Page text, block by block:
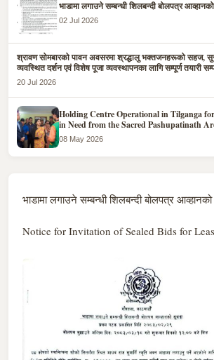
भाडामा लगाउने सम्बन्धी शिलबन्दी बोलपत्र
Notice for Invitation of Sealed Bids for
भाडामा लगाउने सम्बन्धी शिलबन्दी बोलपत्र
02 Jul 2026
श्रावण सोमबारको पावन अवसरमा श्रद्धालु भक्तजनहरूको सहज,
व्यवस्थित दर्शन एवं विशेष पूजा व्यवस्थापनका लागि सम्पूर्ण तयारी
20 Jul 2026
Holding Centre Operational in Tilganga
in Need from the Sacred Pashupatinath
08 May 2026